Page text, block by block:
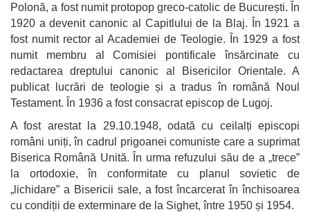
Polonă, a fost numit protopop greco-catolic de București. În
1920 a devenit canonic al Capitlului de la Blaj. În 1921 a
fost numit rector al Academiei de Teologie. În 1929 a fost
numit membru al Comisiei pontificale însărcinate cu
redactarea dreptului canonic al Bisericilor Orientale. A
publicat lucrări de teologie și a tradus în română Noul
Testament. În 1936 a fost consacrat episcop de Lugoj.
A fost arestat la 29.10.1948, odată cu ceilalți episcopi
români uniți, în cadrul prigoanei comuniste care a suprimat
Biserica Română Unită. În urma refuzului său de a „trece”
la ortodoxie, în conformitate cu planul sovietic de
„lichidare” a Bisericii sale, a fost încarcerat în închisoarea
cu condiții de exterminare de la Sighet, între 1950 și 1954.